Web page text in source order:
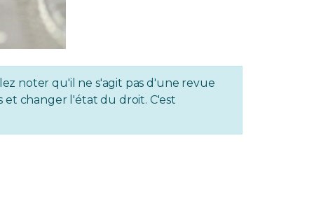
noter qu'il ne s'agit pas d'une revue
changer l'état du droit. C'est